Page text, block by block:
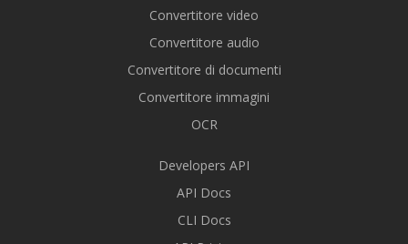
Convertitore video
Convertitore audio
Convertitore di documenti
Convertitore immagini
OCR
Developers API
API Docs
CLI Docs